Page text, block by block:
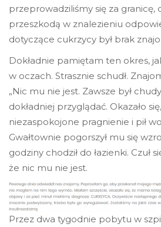
przeprowadziliśmy się za granicę,
przeszkodą w znalezieniu
dotyczące cukrzycy był brak
Dokładnie pamiętam ten okres,
w oczach. Strasznie schudł.
„Nic mu nie jest. Zawsze był
dokładniej przyglądać. Okazało
niezaspokojone pragnienie i pił
Gwałtownie pogorszył mu się
godziny chodził do łazienki. Czuł
że nic mu nie jest.
Przez dwa tygodnie pobytu w